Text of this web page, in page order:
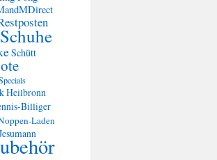
Schuhe
Schütt
Heilbronn
Billiger
Laden